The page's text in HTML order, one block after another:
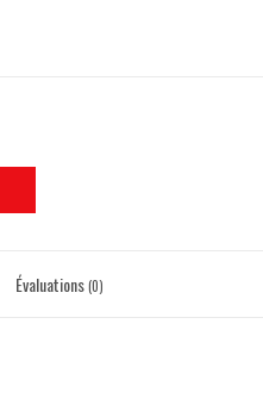
Évaluations(0)